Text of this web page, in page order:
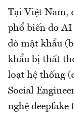
Tại Việt Nam,
phổ biến do AI
dò mật khẩu
khẩu bị thất
loạt hệ thống
Social
nghệ deepfake